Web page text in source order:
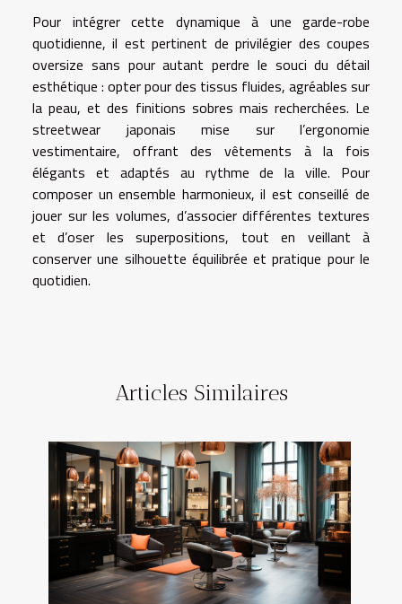
Pour intégrer cette dynamique à une garde-robe
quotidienne, il est pertinent de privilégier des coupes
oversize sans pour autant perdre le souci du détail
esthétique : opter pour des tissus fluides, agréables sur
la peau, et des finitions sobres mais recherchées. Le
streetwear japonais mise sur l’ergonomie
vestimentaire, offrant des vêtements à la fois
élégants et adaptés au rythme de la ville. Pour
composer un ensemble harmonieux, il est conseillé de
jouer sur les volumes, d’associer différentes textures
et d’oser les superpositions, tout en veillant à
conserver une silhouette équilibrée et pratique pour le
quotidien.
Articles Similaires